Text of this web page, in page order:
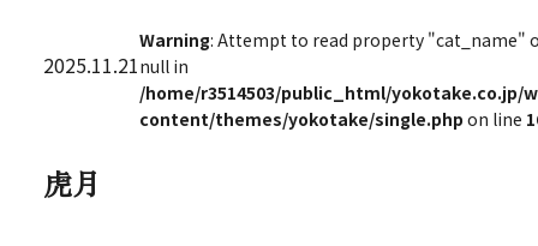
2025.11.21
Warning: Attempt to read property "cat_name"
null in
/home/r3514503/public_html/yokotake.co.jp/
content/themes/yokotake/single.php on line
虎月